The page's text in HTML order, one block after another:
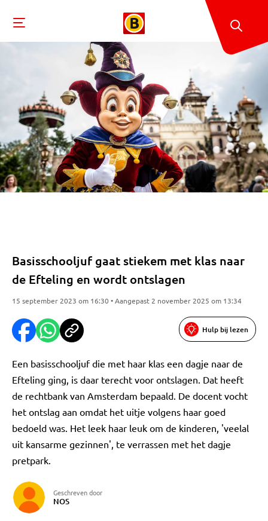
Basisschooljuf gaat stiekem met klas naar
de Efteling en wordt ontslagen
15 september 2023 om 16:30 • Aangepast 2 november 2025 om 13:34
Hulp bij lezen
Een basisschooljuf die met haar klas een dagje naar de
Efteling ging, is daar terecht voor ontslagen. Dat heeft
de rechtbank van Amsterdam bepaald. De docent vocht
het ontslag aan omdat het uitje volgens haar goed
bedoeld was. Het leek haar leuk om de kinderen, 'veelal
uit kansarme gezinnen', te verrassen met het dagje
pretpark.
Geschreven door
NOS